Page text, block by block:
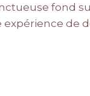
fond
expérience de